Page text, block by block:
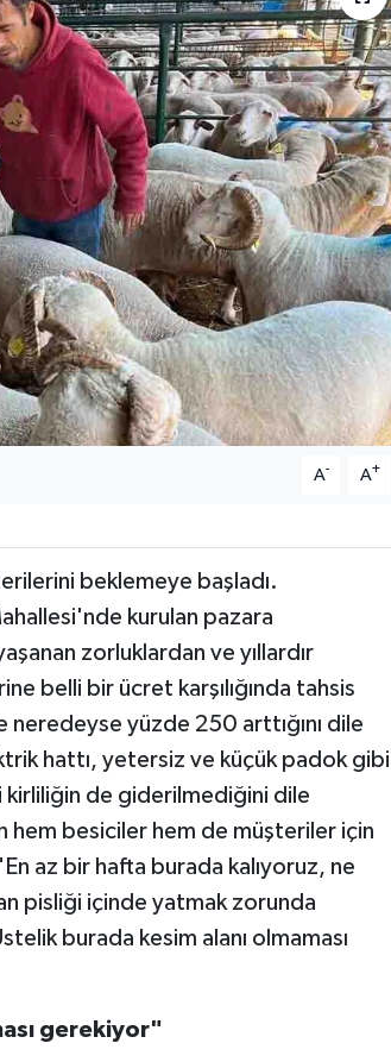
A- A+
beklemeye başladı.
kurulan pazara
zorluklardan ve yıllardır
belli bir ücret karşılığında tahsis
yüzde 250 arttığını dile
hattı, yetersiz ve küçük padok gibi
kirliliğin de giderilmediğini dile
hem besiciler hem de müşteriler için
az bir hafta burada kalıyoruz, ne
pisliği içinde yatmak zorunda
burada kesim alanı olmaması
gerekiyor"